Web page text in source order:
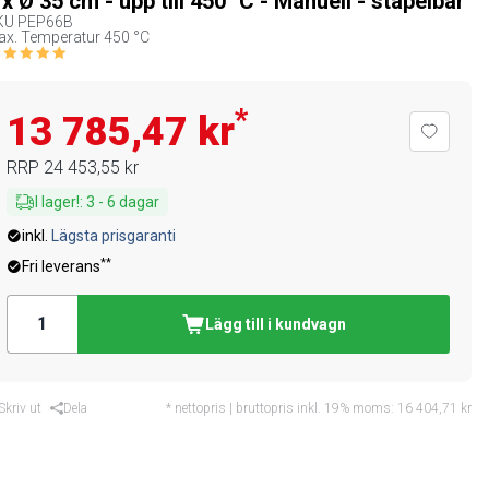
PEP66B
Temperatur 450 °C
13 785,47 kr*
RRP 24 453,55 kr
I lager!: 3 - 6 dagar
inkl.
Lägsta prisgaranti
Fri leverans**
Lägg till i kundvagn
ut Dela * nettopris | bruttopris inkl. 19% moms: 16 404,71 kr